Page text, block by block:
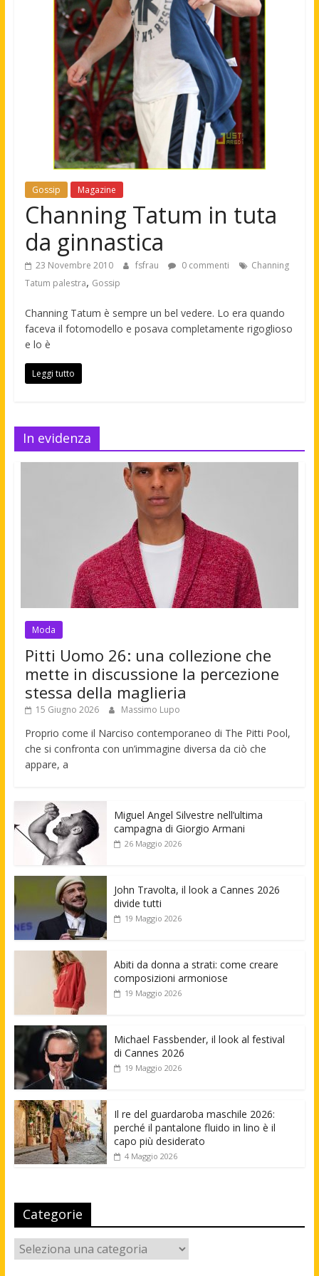
Gossip Magazine
Channing Tatum in tuta
da ginnastica
23 Novembre 2010 fsfrau 0 commenti
Channing
Tatum palestra, Gossip
Channing Tatum è sempre un bel vedere. Lo era quando
faceva il fotomodello e posava completamente rigoglioso
e lo è
Leggi tutto
In evidenza
Moda
Pitti Uomo 26: una collezione che
mette in discussione la percezione
stessa della maglieria
15 Giugno 2026 Massimo Lupo
Proprio come il Narciso contemporaneo di The Pitti Pool,
che si confronta con un’immagine diversa da ciò che
appare, a
Miguel Angel Silvestre nell’ultima
campagna di Giorgio Armani
26 Maggio 2026
John Travolta, il look a Cannes 2026
divide tutti
19 Maggio 2026
Abiti da donna a strati: come creare
composizioni armoniose
19 Maggio 2026
Michael Fassbender, il look al festival
di Cannes 2026
19 Maggio 2026
Il re del guardaroba maschile 2026:
perché il pantalone fluido in lino è il
capo più desiderato
4 Maggio 2026
Categorie
Categorie